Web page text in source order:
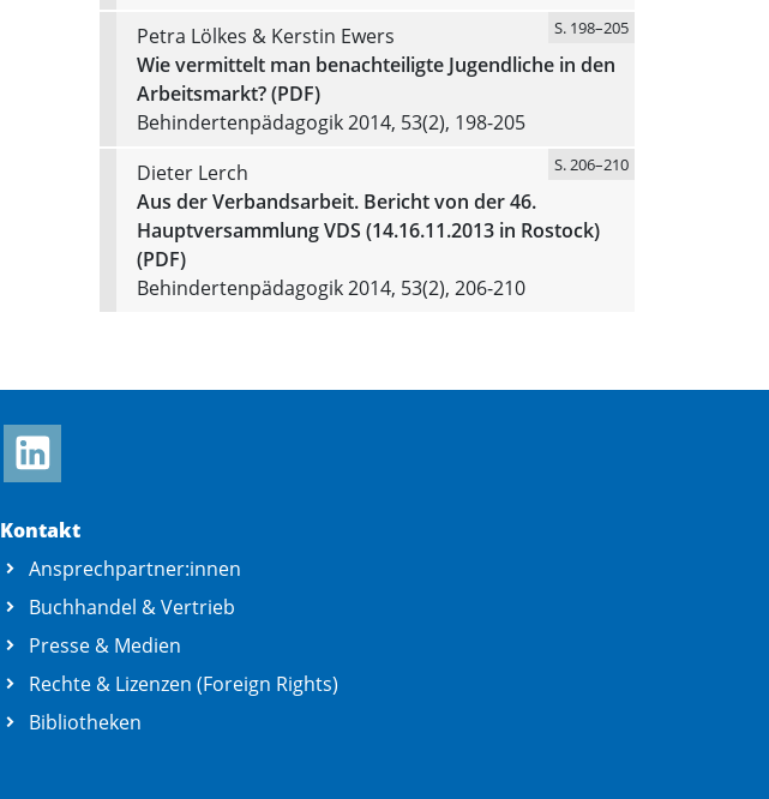
Petra Lölkes & Kerstin Ewers
S. 198–205
Wie vermittelt man benachteiligte Jugendliche in den
Arbeitsmarkt? (PDF)
Behindertenpädagogik 2014, 53(2), 198-205
Dieter Lerch
S. 206–210
Aus der Verbandsarbeit. Bericht von der 46.
Hauptversammlung VDS (14.16.11.2013 in Rostock)
(PDF)
Behindertenpädagogik 2014, 53(2), 206-210
Kontakt
Ansprechpartner:innen
Buchhandel & Vertrieb
Presse & Medien
Rechte & Lizenzen (Foreign Rights)
Bibliotheken